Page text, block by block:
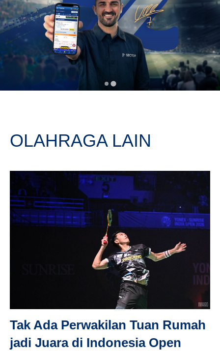
OLAHRAGA LAIN
Tak Ada Perwakilan Tuan Rumah
jadi Juara di Indonesia Open